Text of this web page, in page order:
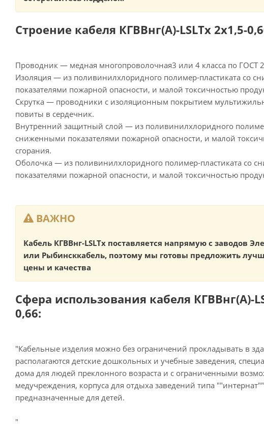
Строение кабеля КГВВнг(А)-LSLTx 2х1,5-
Проводник — медная многопроволочная3 или 4 класса по ГОСТ
Изоляция — из поливинилхлоридного полимер-пластиката со
показателями пожарной опасности, и малой токсичностью
Скрутка — проводники с изоляционным покрытием
повиты в сердечник.
Внутренний защитный слой — из поливинилхлоридного
сниженными показателями пожарной опасности, и малой
сгорания.
Оболочка — из поливинилхлоридного полимер-пластиката со
показателями пожарной опасности, и малой токсичностью
ВАЖНО
Кабель КГВВнг-LSLTx поставляется напрямую с заводов
или Рыбинсккабель, поэтому мы готовы предложить
цены и качества
Сфера использования кабеля КГВВнг(А)-
0,66:
"Кабельные изделия можно без ограничений прокладывать в
располагаются детские дошкольных и учебные заведения,
дома для людей преклонного возраста и с ограниченными
медучреждения, корпуса для отдыха заведений типа
предназначенные для детей.
"